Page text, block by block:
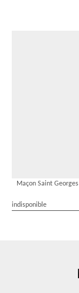
Maçon Saint
indisponible